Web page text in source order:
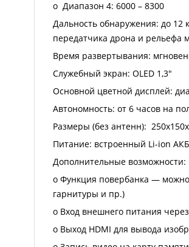
o Диапазон 4: 6000 – 8300
Дальность обнаружения: до 12
передатчика дрона и рельефа
Время развертывания:
Служебный экран: OLED 1,3"
Основной цветной дисплей:
Автономность: от 6 часов на
Размеры (без антенн):
Питание: встроенный Li-ion
Дополнительные возможности:
o Функция повербанка —
гарнитуры и пр.)
o Вход внешнего питания
o Выход HDMI для вывода